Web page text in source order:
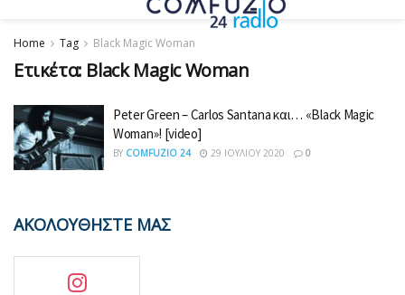
Home Tag Black Magic Woman
Ετικέτα: Black Magic Woman
Peter Green – Carlos Santana και… «Black Magic
Woman»! [video]
BY COMFUZIO 24 29 ΙΟΥΛΊΟΥ 2020 0
ΑΚΟΛΟΥΘΗΣΤΕ ΜΑΣ